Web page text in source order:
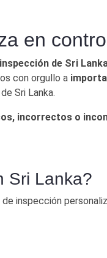
en
de Sri
con orgullo a
Sri Lanka.
incorrectos o
Sri Lanka?
inspección